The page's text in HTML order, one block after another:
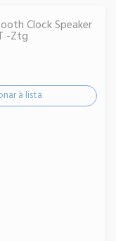
Clock Speaker
-Ztg
à lista